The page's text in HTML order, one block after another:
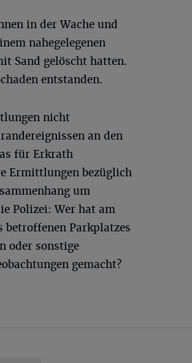
in der Wache und
nahegelegenen
Sand gelöscht hatten.
entstanden.
nicht
an den
für Erkrath
Ermittlungen bezüglich
um
Polizei: Wer hat am
betroffenen Parkplatzes
oder sonstige
gemacht?